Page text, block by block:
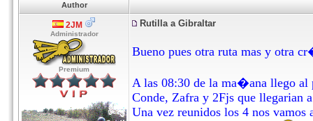
Author
2JM
Administrador
Premium
Rutilla a Gibraltar
Bueno pues otra ruta mas y otra
A las 08:30 de la ma�ana llego al
Conde, Zafra y 2Fjs que llegarian
Una vez reunidos los 4 nos